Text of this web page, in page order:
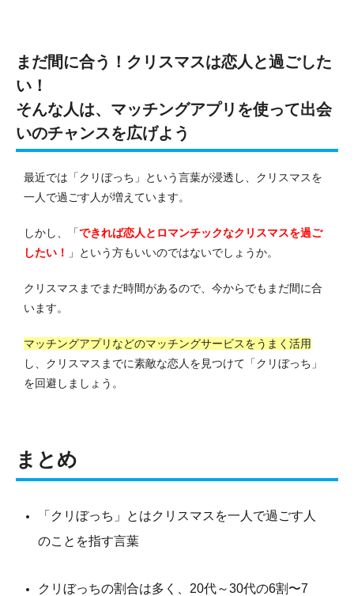
まだ間に合う！クリスマスは恋人と過ごした
い！
そんな人は、マッチングアプリを使って出会
いのチャンスを広げよう
最近では「クリぼっち」という言葉が浸透し、クリスマスを
一人で過ごす人が増えています。
しかし、「できれば恋人とロマンチックなクリスマスを過ご
したい！
」という方もいいのではないでしょうか。
クリスマスまでまだ時間があるので、今からでもまだ間に合
います。
マッチングアプリなどのマッチングサービスをうまく活用
し、クリスマスまでに素敵な恋人を見つけて「クリぼっち」
を回避しましょう。
まとめ
「クリぼっち」とはクリスマスを一人で過ごす人
のことを指す言葉
クリぼっちの割合は多く、20代～30代の6割〜7